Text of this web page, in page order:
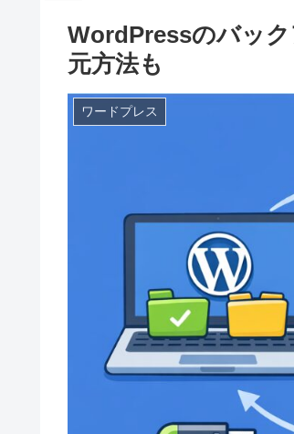
WordPressのバッ
元方法も
ワードプレス